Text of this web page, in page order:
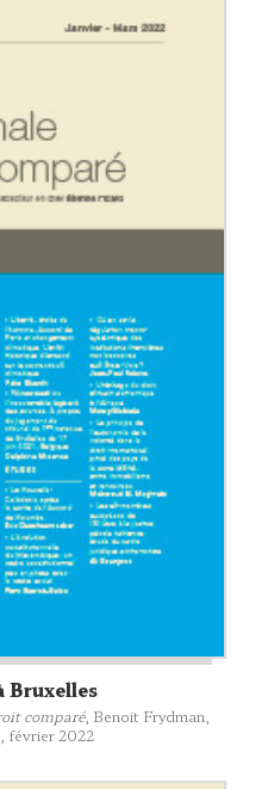
Bruxelles
comparé, Benoit Frydman,
, février 2022